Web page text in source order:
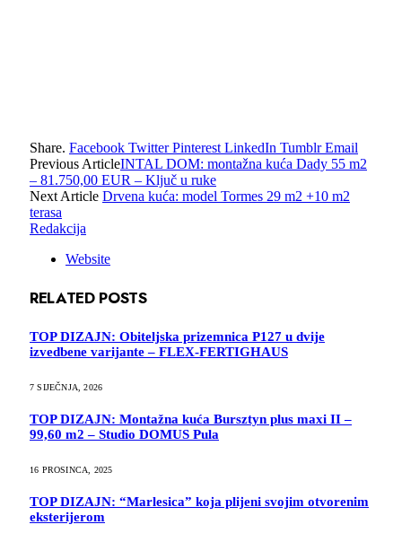
Share. Facebook Twitter Pinterest LinkedIn Tumblr Email
Previous ArticleINTAL DOM: montažna kuća Dady 55 m2
– 81.750,00 EUR – Ključ u ruke
Next Article Drvena kuća: model Tormes 29 m2 +10 m2
terasa
Redakcija
Website
RELATED POSTS
TOP DIZAJN: Obiteljska prizemnica P127 u dvije
izvedbene varijante – FLEX-FERTIGHAUS
7 SIJEČNJA, 2026
TOP DIZAJN: Montažna kuća Bursztyn plus maxi II –
99,60 m2 – Studio DOMUS Pula
16 PROSINCA, 2025
TOP DIZAJN: “Marlesica” koja plijeni svojim otvorenim
eksterijerom